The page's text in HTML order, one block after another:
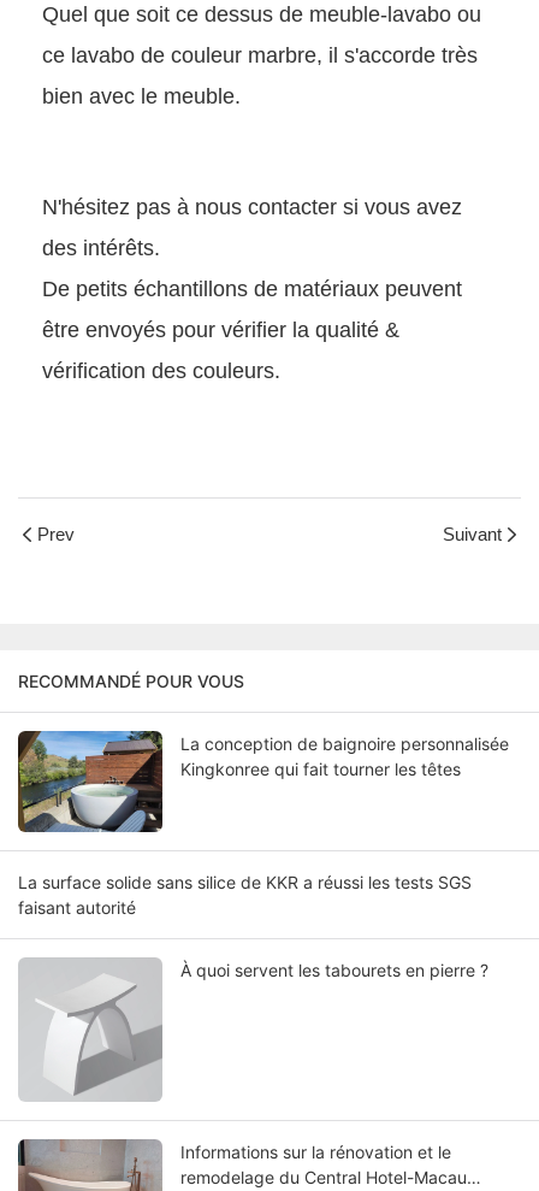
Quel que soit ce dessus de meuble-lavabo ou
ce lavabo de couleur marbre, il s'accorde très
bien avec le meuble.
N'hésitez pas à nous contacter si vous avez
des intérêts.
De petits échantillons de matériaux peuvent
être envoyés pour vérifier la qualité &
vérification des couleurs.
Prev Suivant
RECOMMANDÉ POUR VOUS
La conception de baignoire personnalisée
Kingkonree qui fait tourner les têtes
La surface solide sans silice de KKR a réussi les tests SGS
faisant autorité
À quoi servent les tabourets en pierre ?
Informations sur la rénovation et le
remodelage du Central Hotel-Macau